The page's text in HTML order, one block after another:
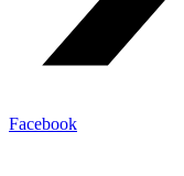
Facebook